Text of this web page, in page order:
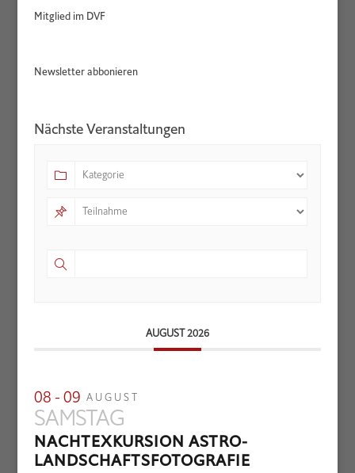
Mitglied im DVF
Newsletter abbonieren
Nächste Veranstaltungen
AUGUST 2026
08 - 09 AUGUST
SAMSTAG
NACHTEXKURSION ASTRO-
LANDSCHAFTSFOTOGRAFIE